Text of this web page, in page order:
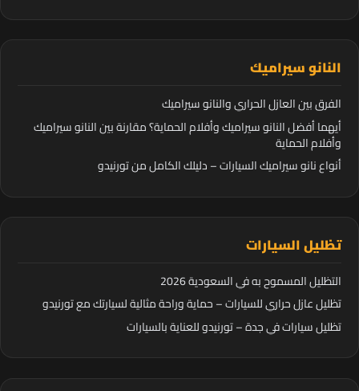
النانو سيراميك
الفرق بين العازل الحراري والنانو سيراميك
أيهما أفضل النانو سيراميك وأفلام الحماية؟ مقارنة بين النانو سيراميك
وأفلام الحماية
أنواع نانو سيراميك السيارات – دليلك الكامل من تورنيدو
تظليل السيارات
التظليل المسموح به في السعودية 2026
تظليل عازل حراري للسيارات – حماية وراحة مثالية لسيارتك مع تورنيدو
تظليل سيارات في جدة – تورنيدو للعناية بالسيارات